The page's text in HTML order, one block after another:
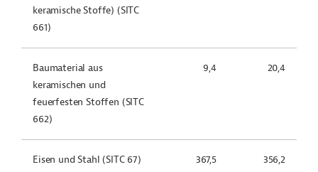
keramische Stoffe) (SITC
661)
Baumaterial aus
keramischen und
feuerfesten Stoffen (SITC
662)
9,4 20,4
Eisen und Stahl (SITC 67) 367,5 356,2